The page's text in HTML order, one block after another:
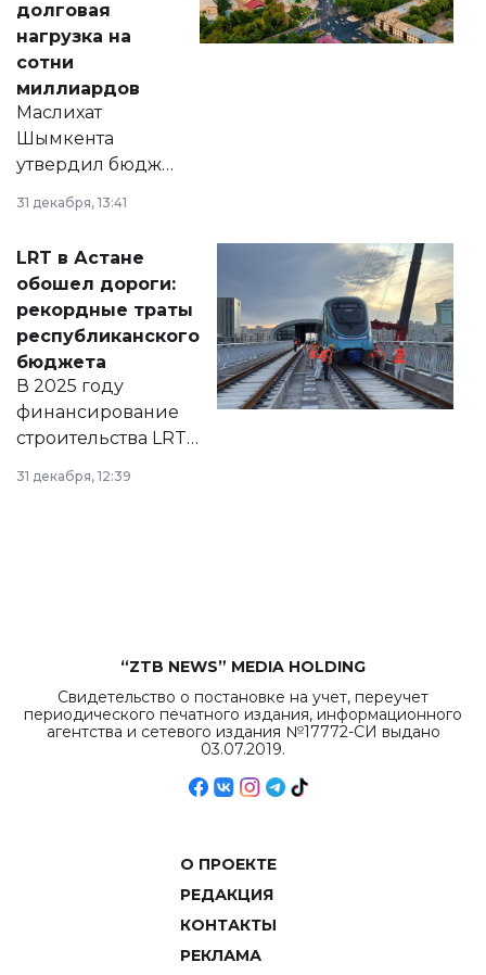
долговая
нагрузка на
сотни
миллиардов
Маслихат
Шымкента
утвердил бюджет
города на 2026–
2028 годы.
документ
появился в базе
нормативных
правовых актов и
на сайте маслихат
города.
31 декабря, 13:41
LRT в Астане
обошел дороги:
рекордные траты
республиканского
бюджета
В 2025 году
финансирование
строительства LRT
в Астане из
республиканского
31 декабря, 12:39
“ZTB NEWS” MEDIA HOLDING
Свидетельство о постановке на учет, переучет
периодического печатного издания, информационного
агентства и сетевого издания №17772-СИ выдано
03.07.2019.
О ПРОЕКТЕ
РЕДАКЦИЯ
КОНТАКТЫ
РЕКЛАМА